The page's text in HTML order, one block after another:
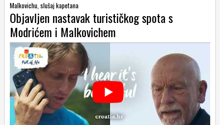
Malkovichu, slušaj kapetana
Objavljen nastavak turističkog spota s
Modrićem i Malkovichem